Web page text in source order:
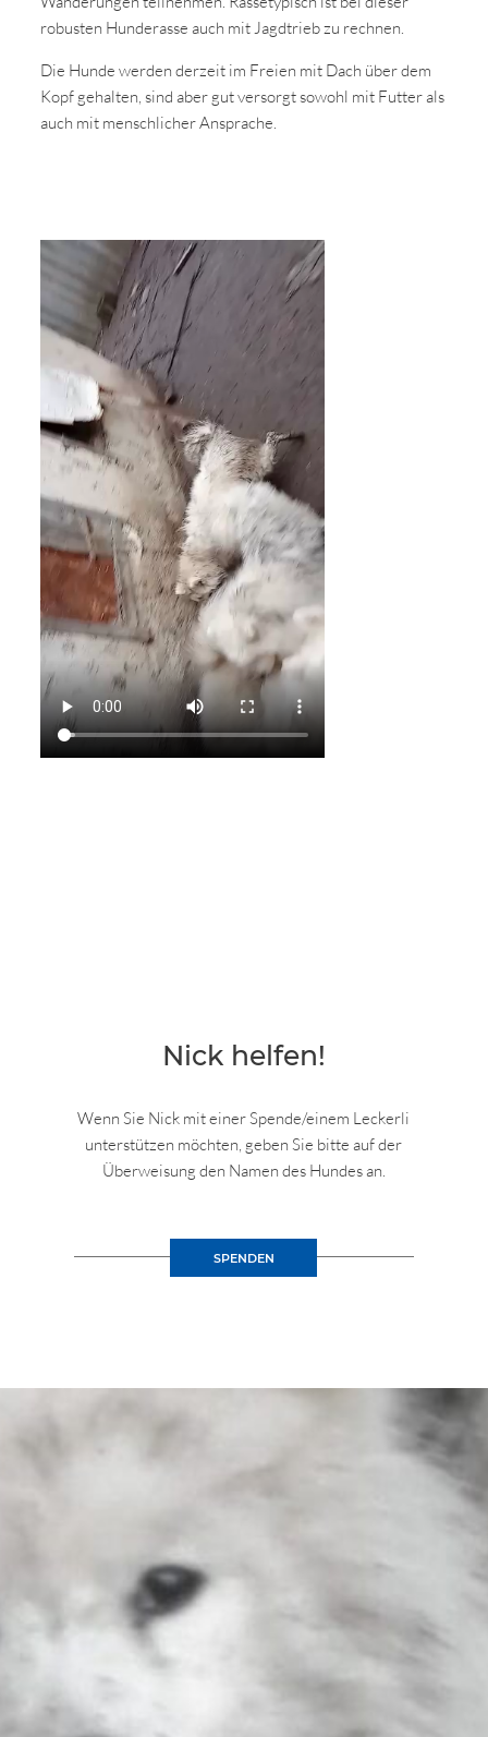
robusten Hunderasse auch mit Jagdtrieb zu rechnen.
Die Hunde werden derzeit im Freien mit Dach über dem
Kopf gehalten, sind aber gut versorgt sowohl mit Futter als
auch mit menschlicher Ansprache.
Nick helfen!
Wenn Sie Nick mit einer Spende/einem Leckerli
unterstützen möchten, geben Sie bitte auf der
Überweisung den Namen des Hundes an.
SPENDEN